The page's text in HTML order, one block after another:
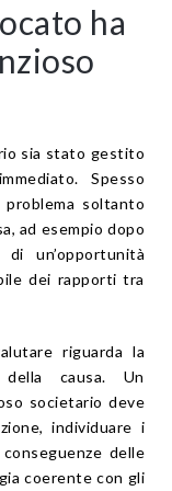
ha
sia stato gestito
Spesso
soltanto
ad esempio dopo
un’opportunità
dei rapporti tra
riguarda la
causa. Un
societario deve
individuare i
delle
coerente con gli